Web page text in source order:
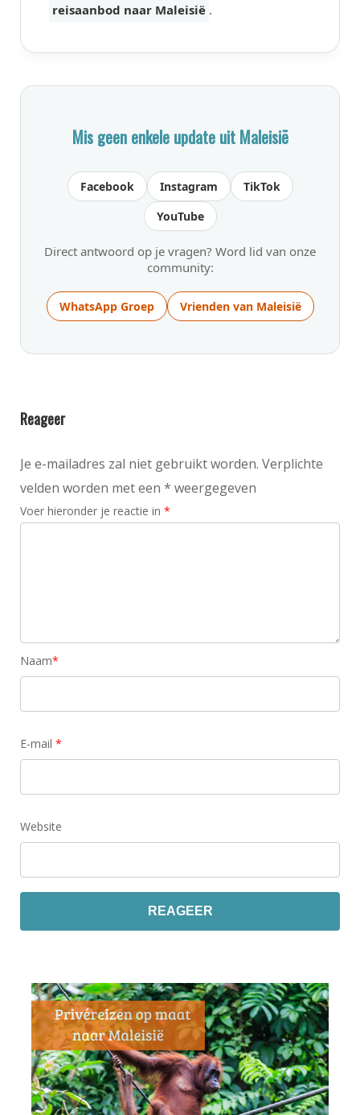
reisaanbod naar Maleisië .
Mis geen enkele update uit Maleisië
Facebook Instagram
TikTok
YouTube
Direct antwoord op je vragen? Word lid van onze
community:
WhatsApp Groep Vrienden van Maleisië
Reageer
Je e-mailadres zal niet gebruikt worden. Verplichte
velden worden met een * weergegeven
Voer hieronder je reactie in *
Naam*
E-mail *
Website